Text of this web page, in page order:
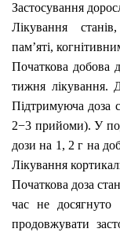
Застосування
Лікування
пам’яті,
Початкова добова
тижня лікування.
Підтримуюча доза
2−3 прийоми). У
дози на 1, 2 г на
Лікування
Початкова доза
час не досягнуто
продовжувати